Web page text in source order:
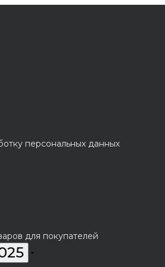
персональных данных
для покупателей